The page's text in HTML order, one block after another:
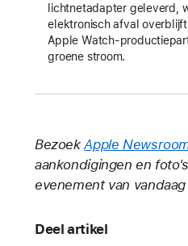
lichtnetadapter geleverd,
elektronisch afval
Apple Watch-
groene stroom.
BezoekApple
aankondigingen en
evenement van
Deel artikel